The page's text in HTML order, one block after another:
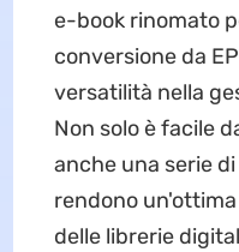
e-book rinomato
conversione da
versatilità nella
Non solo è facile
anche una serie
rendono
delle librerie